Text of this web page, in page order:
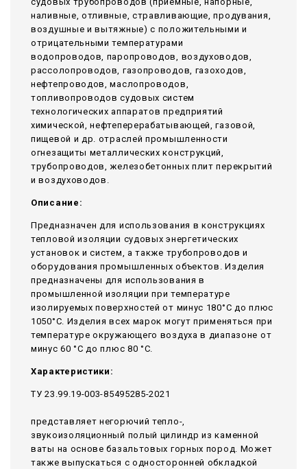
наливные, отливные, стравливающие, продувания,
воздушные и вытяжные) с положительными и
отрицательными температурами
водопроводов, паропроводов, воздуховодов,
рассолопроводов, газопроводов, газоходов,
нефтепроводов, маслопроводов,
топливопроводов судовых систем
технологических аппаратов предприятий
химической, нефтеперерабатывающей, газовой,
пищевой и др. отраслей промышленности
огнезащиты металлических конструкций,
трубопроводов, железобетонных плит перекрытий
и воздуховодов.
Описание:
Предназначен для использования в конструкциях
тепловой изоляции судовых энергетических
установок и систем, а также трубопроводов и
оборудования промышленных объектов. Изделия
предназначены для использования в
промышленной изоляции при температуре
изолируемых поверхностей от минус 180°С до плюс
1050°С. Изделия всех марок могут применяться при
температуре окружающего воздуха в диапазоне от
минус 60 °С до плюс 80 °С.
Характеристики:
ТУ 23.99.19-003-85495285-2021
представляет негорючий тепло-,
звукоизоляционный полый цилиндр из каменной
ваты на основе базальтовых горных пород. Может
также выпускаться с односторонней обкладкой